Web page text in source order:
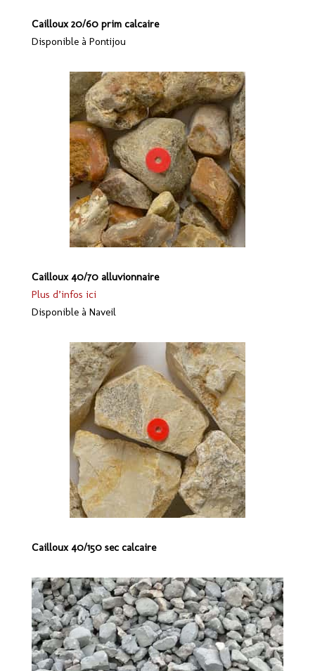
Cailloux 20/60 prim calcaire
Disponible à Pontijou
Cailloux 40/70 alluvionnaire
Plus d’infos ici
Disponible à Naveil
Cailloux 40/150 sec calcaire